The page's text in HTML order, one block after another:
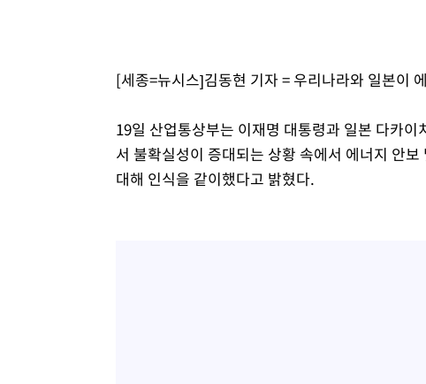
입추에도 극한더위…서울 낮 39도 '폭염중대경보'
[속보]美, 폴리실리콘 수입 규제…파생제품 15% 관세, 120일
[속보]트럼프, 美 원정출산 금지 행정명령 서명
[속보] 뉴욕증시, 일제 하락 마감…나스닥 0.06%↓
[세종=뉴시스]김동현 기자 = 우리나라와 일본이
19일 산업통상부는 이재명 대통령과 일본 다카
서 불확실성이 증대되는 상황 속에서 에너지 안
대해 인식을 같이했다고 밝혔다.